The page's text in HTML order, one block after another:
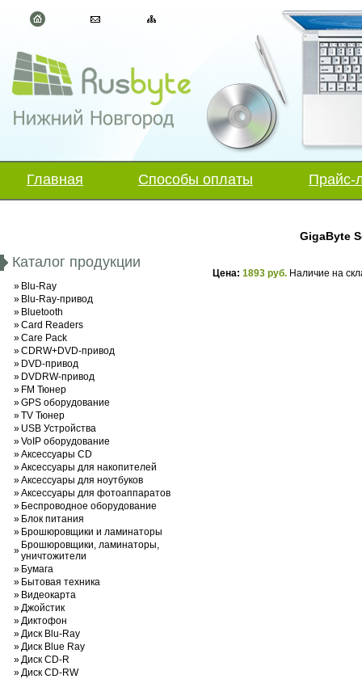
Главная Способы оплаты Прайс-
Каталог продукции
» Blu-Ray
» Blu-Ray-привод
» Bluetooth
»Card Readers
»Care Pack
»CDRW+DVD-привод
» DVD-привод
» DVDRW-привод
» FM Тюнер
»GPS оборудование
»TV Тюнер
» USB Устройства
»VoIP оборудование
»Аксессуары CD
»Аксессуары для накопителей
»Аксессуары для ноутбуков
»Аксессуары для фотоаппаратов
» Беспроводное оборудование
» Блок питания
» Брошюровщики и ламинаторы
» Брошюровщики, ламинаторы,
уничтожители
» Бумага
» Бытовая техника
» Видеокарта
»Джойстик
»Диктофон
»Диск Blu-Ray
»Диск Blue Ray
»Диск CD-R
»Диск CD-RW
GigaByte
Цена: 1893 руб. Наличие на